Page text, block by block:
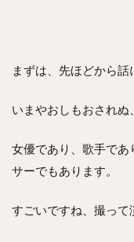
まずは、先ほどから話
いまやおしもおされぬ、
女優であり、歌手であ
サーでもあります。
すごいですね、撮って